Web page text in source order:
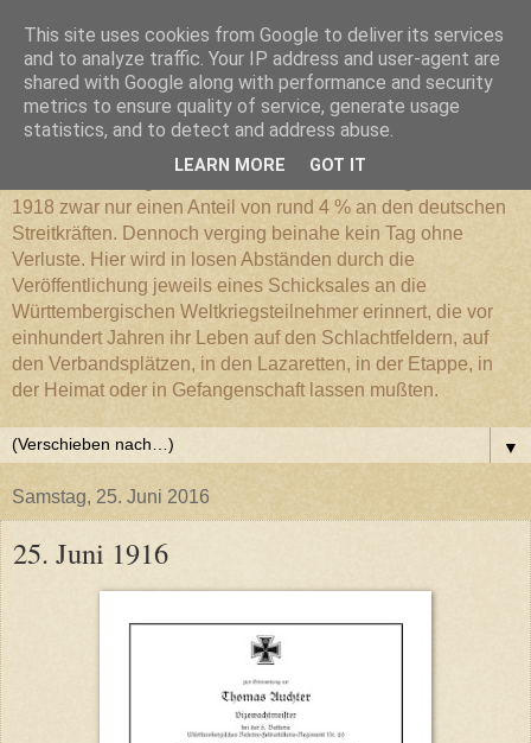
Württembergischer
Weltkriegs-Blog
1918 zwar nur einen Anteil von rund 4 % an den deutschen
Streitkräften. Dennoch verging beinahe kein Tag ohne
Verluste. Hier wird in losen Abständen durch die
Veröffentlichung jeweils eines Schicksales an die
Württembergischen Weltkriegsteilnehmer erinnert, die vor
einhundert Jahren ihr Leben auf den Schlachtfeldern, auf
den Verbandsplätzen, in den Lazaretten, in der Etappe, in
der Heimat oder in Gefangenschaft lassen mußten.
▼
Samstag, 25. Juni 2016
25. Juni 1916
This site uses cookies from Google to deliver its services
and to analyze traffic. Your IP address and user-agent are
shared with Google along with performance and security
metrics to ensure quality of service, generate usage
statistics, and to detect and address abuse.
LEARN MORE GOT IT